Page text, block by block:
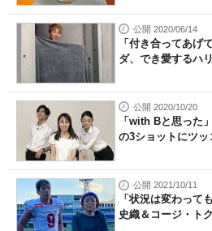
公開 2020/06/14
「付き合ってあ
ダ、でき愛するハ
公開 2020/10/20
「with Bと思った
の3ショットにツ
公開 2021/10/11
「状況は変わっ
史織＆コージ・ト